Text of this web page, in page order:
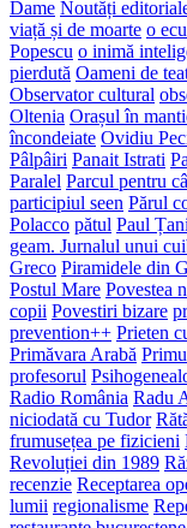
Dame Noutăți
viață și de moarte o
Popescu o inimă
pierdută Oameni de
Observator cultural
Oltenia Orașul în
încondeiate Ovidiu
Pâlpâiri Panait Istrati
Paralel Parcul pentru
participiul seen Părul
Polacco pătul Paul
geam. Jurnalul unui
Greco Piramidele din
Postul Mare Povestea
copii Povestiri bizare
prevention++ Prieten
Primăvara Arabă
profesorul
Radio România Radu
niciodată cu Tudor
frumusețea pe fizicieni
Revoluției din 1989
recenzie Receptarea
lumii regionalisme